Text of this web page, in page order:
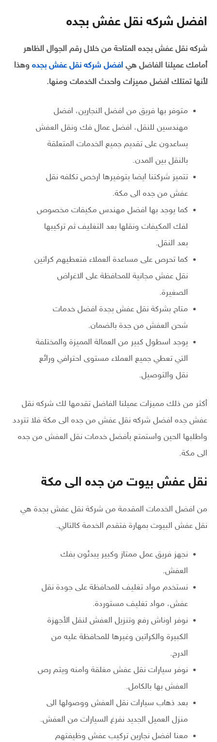
افضل شركه نقل عفش بجده
شركه نقل عفش بجده المتاحة من خلال رقم الجوال الظاهر
أمامك عميلنا الفاضل هي افضل شركه نقل عفش بجده وهذا
لأنها تمتلك افضل مميزات واحدث الخدمات ومنها.
متوفر بها فريق من افضل النجارين، افضل
مهندسين للنقل، افضل عمال فك ونقل العفش
يساعدون على تقديم جميع الخدمات المتعلقة
بالنقل بين المدن.
تتميز شركتنا ايضا بتوفيرها ارخص تكلفه نقل
عفش من جده الى مكة.
كما يوجد بها افضل مهندس مكيفات مخصوص
لفك المكيفات ونقلها بعد التغليف ثم تركيبها
بعد النقل.
كما تحرص على مساعدة العملاء فتعطيهم كراتين
نقل عفش مجانية للمحافظة على الاغراض
الصغيرة.
متاح بشركة نقل عفش بجدة افضل خدمات
شحن العفش من جدة بالضمان.
يوجد اسطول كبير من العمالة المميزة والمختلفة
التي تعطي جميع العملاء مستوى احترافي ورائع
نقل والتوصيل.
أكثر من ذلك مميزات عميلنا الفاضل تقدمها لك شركه نقل
عفش جده افضل شركه نقل عفش من جده الى مكة فلا تتردد
واطلبها الحين واستمتع بأفضل خدمات نقل العفش من جده
الى مكة.
نقل عفش بيوت من جده الى مكة
من افضل الخدمات المقدمة من شركة نقل عفش بجدة هي
نقل عفش البيوت بمهارة فتقدم الخدمة كالتالي.
نجهز فريق عمل ممتاز وكبير يبدئون بفك
العفش.
نستخدم مواد تغليف للمحافظة على جودة نقل
عفش، مواد تغليف مستوردة.
نوفر اوناش رفع وتنزيل العفش لنقل الأجهزة
الكبيرة والكراتين وغيرها للمحافظة عليه من
الدرج.
نوفر سيارات نقل عفش مغلقة وامنه ويتم رص
العفش بها بالكامل.
بعد ذهاب سيارات نقل العفش ووصولها الى
منزل العميل الجديد نفرغ السيارات من العفش.
معنا افضل نجارين تركيب عفش وظيفتهم